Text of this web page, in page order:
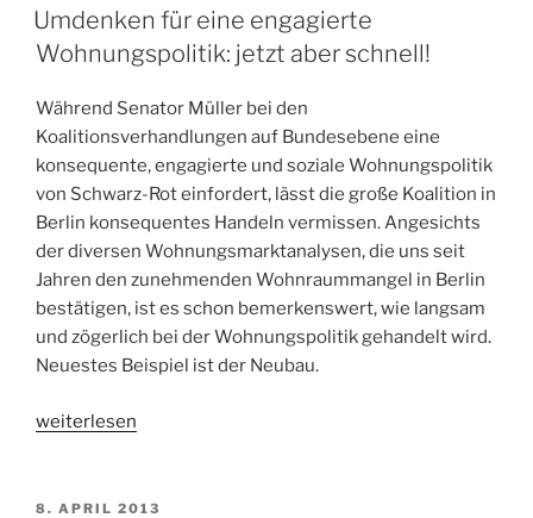
in
der
Liegenschaftspolitik
–
städtebauliche
Gestaltung
statt
Ausverkauf!“
AM
Umdenken für eine engagierte
Wohnungspolitik: jetzt aber schnell!
Während Senator Müller bei den
Koalitionsverhandlungen auf Bundesebene eine
konsequente, engagierte und soziale Wohnungspolitik
von Schwarz-Rot einfordert, lässt die große Koalition in
Berlin konsequentes Handeln vermissen. Angesichts
der diversen Wohnungsmarktanalysen, die uns seit
Jahren den zunehmenden Wohnraummangel in Berlin
bestätigen, ist es schon bemerkenswert, wie langsam
und zögerlich bei der Wohnungspolitik gehandelt wird.
Neuestes Beispiel ist der Neubau.
„Umdenken
engagierte
weiterlesen
VERÖFFENTLICHT
8. APRIL 2013